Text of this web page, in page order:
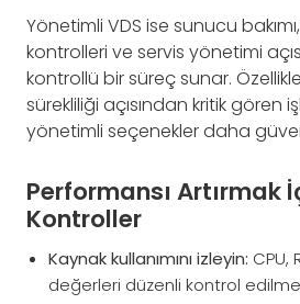
Yönetimli VDS ise sunucu
kontrolleri ve servis yönetimi
kontrollü bir süreç sunar. Özellikle
sürekliliği açısından kritik gören
yönetimli seçenekler daha
Performansı Artırmak
Kontroller
Kaynak kullanımını izleyin: CPU,
değerleri düzenli kontrol